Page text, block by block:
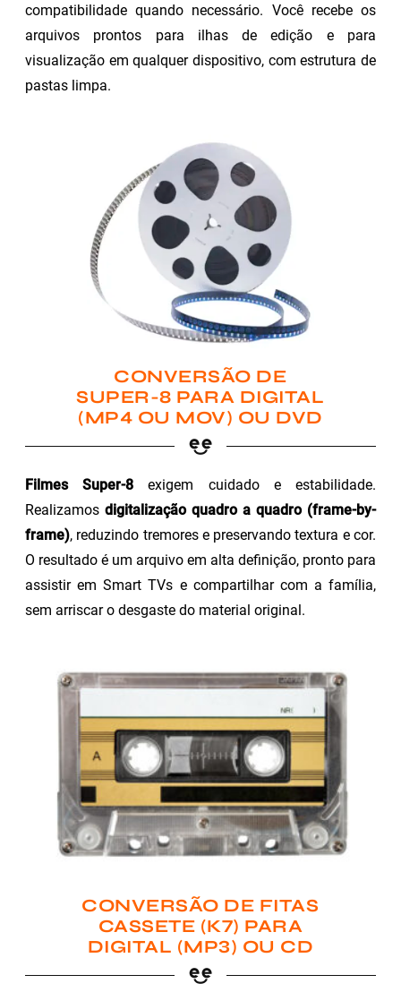
compatibilidade quando necessário. Você recebe os
arquivos prontos para ilhas de edição e para
visualização em qualquer dispositivo, com estrutura de
pastas limpa.
CONVERSÃO DE
SUPER-8 PARA DIGITAL
(MP4 OU MOV) OU DVD
Filmes Super-8 exigem cuidado e estabilidade.
Realizamos digitalização quadro a quadro (frame-by-
frame), reduzindo tremores e preservando textura e cor.
O resultado é um arquivo em alta definição, pronto para
assistir em Smart TVs e compartilhar com a família,
sem arriscar o desgaste do material original.
CONVERSÃO DE FITAS
CASSETE (K7) PARA
DIGITAL (MP3) OU CD